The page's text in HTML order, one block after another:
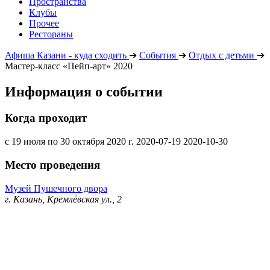
Клубы
Прочее
Рестораны
Афиша Казани - куда сходить ➔ События ➔ Отдых с детьми ➔
Мастер-класс «Пейп-арт» 2020
Информация о событии
Когда проходит
с 19 июля по 30 октября 2020 г. 2020-07-19 2020-10-30
Место проведения
Музей Пушечного двора
г. Казань, Кремлёвская ул., 2